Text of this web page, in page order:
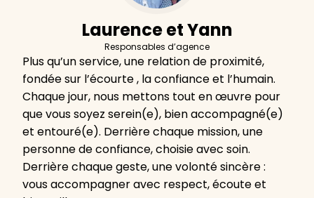
Laurence et Yann
Responsables d’agence
Plus qu’un service, une relation de proximité,
fondée sur l’écourte , la confiance et l’humain.
Chaque jour, nous mettons tout en œuvre pour
que vous soyez serein(e), bien accompagné(e)
et entouré(e). Derrière chaque mission, une
personne de confiance, choisie avec soin.
Derrière chaque geste, une volonté sincère :
vous accompagner avec respect, écoute et